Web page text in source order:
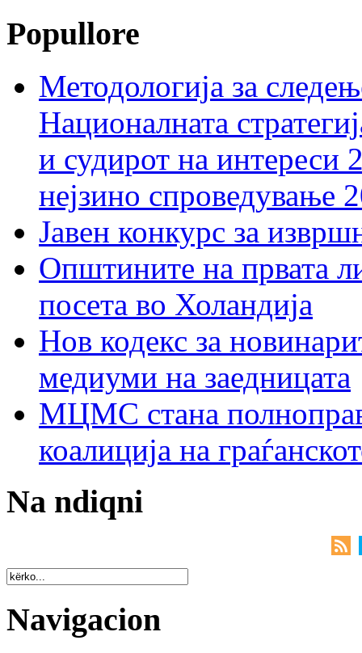
Popullore
Методологија за
Националната
и судирот на интереси
нејзино спроведување
Јавен конкурс за
Општините на првата
посета во Холандија
Нов кодекс за
медиуми на заедницата
МЦМС стана
коалиција на
Na ndiqni
Navigacion